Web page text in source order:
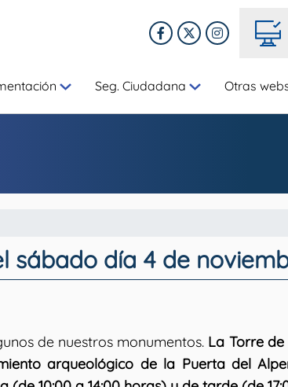
Seg. Ciudadana Otras
día 4 de
de nuestros monumentos. La Torre
arqueológico de la Puerta del